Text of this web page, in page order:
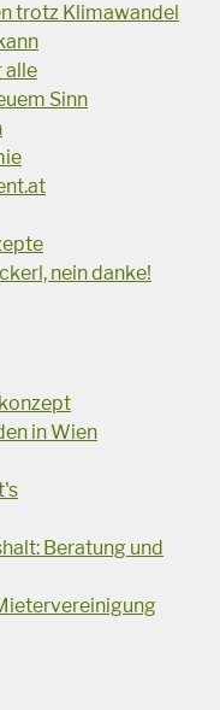
trotz Klimawandel
alle
Sinn
nein danke!
in Wien
Beratung und